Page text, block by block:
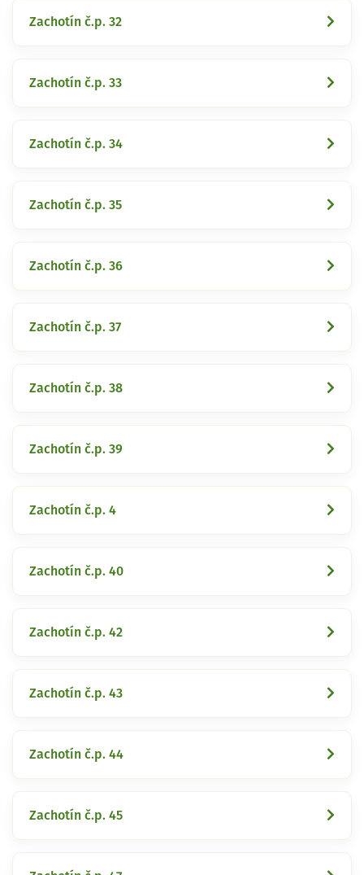
Zachotín č.p. 32
Zachotín č.p. 33
Zachotín č.p. 34
Zachotín č.p. 35
Zachotín č.p. 36
Zachotín č.p. 37
Zachotín č.p. 38
Zachotín č.p. 39
Zachotín č.p. 4
Zachotín č.p. 40
Zachotín č.p. 42
Zachotín č.p. 43
Zachotín č.p. 44
Zachotín č.p. 45